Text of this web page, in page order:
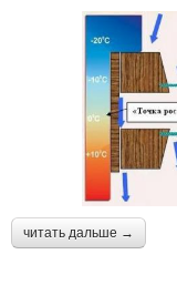
читать дальше →